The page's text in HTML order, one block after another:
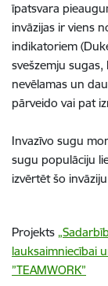
īpatsvara
invāzijas ir viens
indikatoriem
svešzemju
nevēlamas un
pārveido vai pat
Invazīvo sugu
sugu populāciju
izvērtēt šo
Projekts
lauksaimniecībai
”TEAMWORK”